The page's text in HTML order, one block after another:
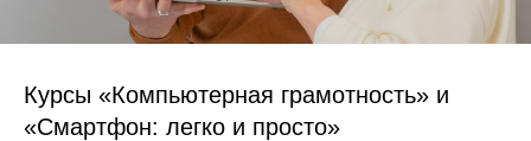
Курсы «Компьютерная грамотность» и
«Смартфон: легко и просто»